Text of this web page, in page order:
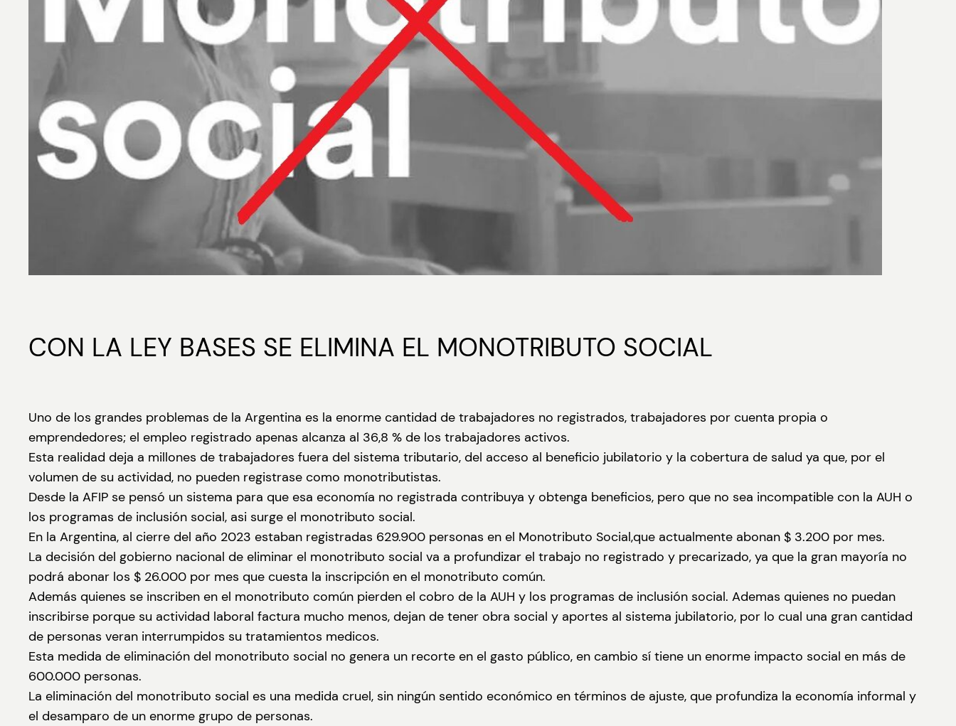
CON LA LEY BASES SE ELIMINA EL MONOTRIBUTO SOCIAL
Uno de los grandes problemas de la Argentina es la enorme cantidad de trabajadores no registrados, trabajadores por cuenta propia o
emprendedores; el empleo registrado apenas alcanza al 36,8 % de los trabajadores activos.
Esta realidad deja a millones de trabajadores fuera del sistema tributario, del acceso al beneficio jubilatorio y la cobertura de salud ya que, por el
volumen de su actividad, no pueden registrase como monotributistas.
Desde la AFIP se pensó un sistema para que esa economía no registrada contribuya y obtenga beneficios, pero que no sea incompatible con la AUH o
los programas de inclusión social, asi surge el monotributo social.
En la Argentina, al cierre del año 2023 estaban registradas 629.900 personas en el Monotributo Social,que actualmente abonan $ 3.200 por mes.
La decisión del gobierno nacional de eliminar el monotributo social va a profundizar el trabajo no registrado y precarizado, ya que la gran mayoría no
podrá abonar los $ 26.000 por mes que cuesta la inscripción en el monotributo común.
Además quienes se inscriben en el monotributo común pierden el cobro de la AUH y los programas de inclusión social. Ademas quienes no puedan
inscribirse porque su actividad laboral factura mucho menos, dejan de tener obra social y aportes al sistema jubilatorio, por lo cual una gran cantidad
de personas veran interrumpidos su tratamientos medicos.
Esta medida de eliminación del monotributo social no genera un recorte en el gasto público, en cambio sí tiene un enorme impacto social en más de
600.000 personas.
La eliminación del monotributo social es una medida cruel, sin ningún sentido económico en términos de ajuste, que profundiza la economía informal y
el desamparo de un enorme grupo de personas.